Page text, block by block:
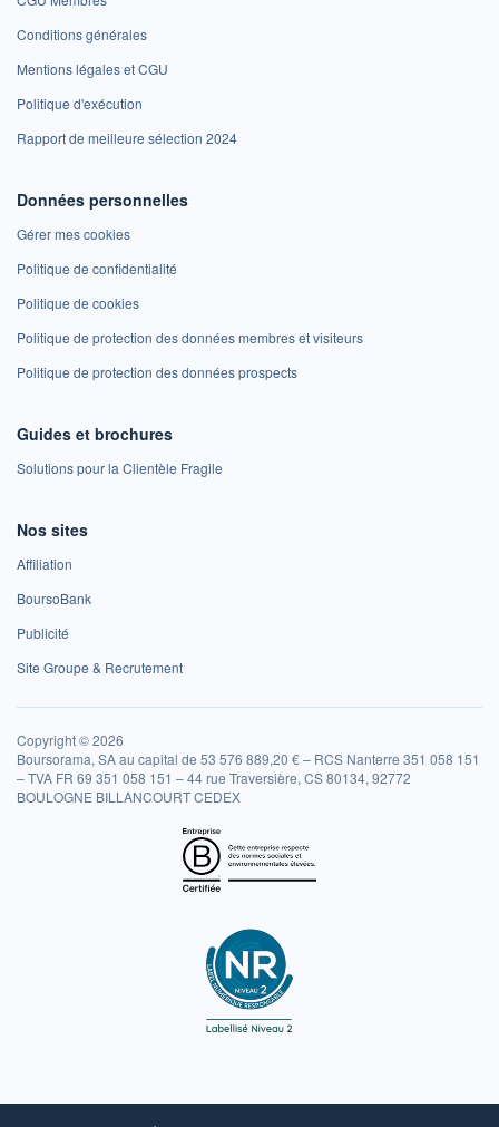
Conditions générales
Mentions légales et CGU
Politique d'exécution
Rapport de meilleure sélection 2024
Données personnelles
Gérer mes cookies
Politique de confidentialité
Politique de cookies
Politique de protection des données membres et visiteurs
Politique de protection des données prospects
Guides et brochures
Solutions pour la Clientèle Fragile
Nos sites
Affiliation
BoursoBank
Publicité
Site Groupe & Recrutement
Copyright © 2026
Boursorama, SA au capital de 53 576 889,20 € – RCS Nanterre 351 058 151
– TVA FR 69 351 058 151 – 44 rue Traversière, CS 80134, 92772
BOULOGNE BILLANCOURT CEDEX